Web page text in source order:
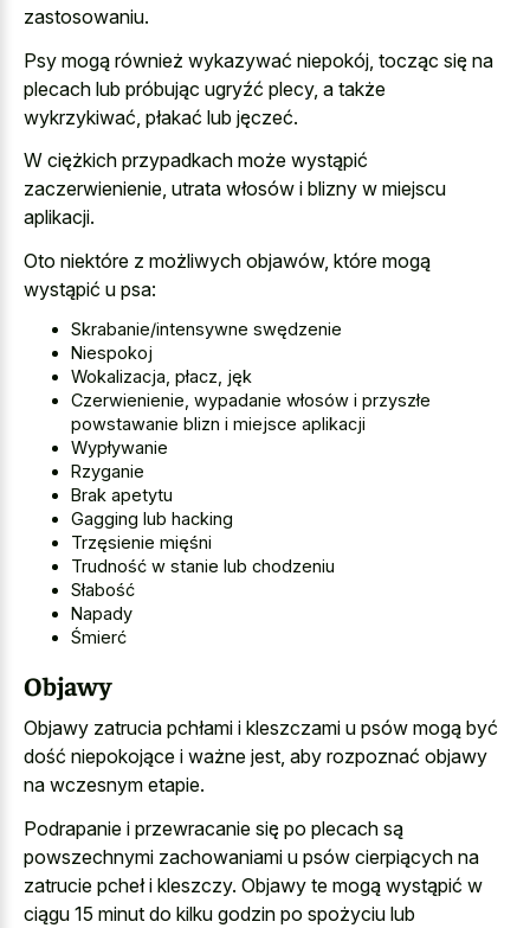
zastosowaniu.
Psy mogą również wykazywać niepokój, tocząc się na
plecach lub próbując ugryźć plecy, a także
wykrzykiwać, płakać lub jęczeć.
W ciężkich przypadkach może wystąpić
zaczerwienienie, utrata włosów i blizny w miejscu
aplikacji.
Oto niektóre z możliwych objawów, które mogą
wystąpić u psa:
Skrabanie/intensywne swędzenie
Niespokoj
Wokalizacja, płacz, jęk
Czerwienienie, wypadanie włosów i przyszłe
powstawanie blizn i miejsce aplikacji
Wypływanie
Rzyganie
Brak apetytu
Gagging lub hacking
Trzęsienie mięśni
Trudność w stanie lub chodzeniu
Słabość
Napady
Śmierć
Objawy
Objawy zatrucia pchłami i kleszczami u psów mogą być
dość niepokojące i ważne jest, aby rozpoznać objawy
na wczesnym etapie.
Podrapanie i przewracanie się po plecach są
powszechnymi zachowaniami u psów cierpiących na
zatrucie pcheł i kleszczy. Objawy te mogą wystąpić w
ciągu 15 minut do kilku godzin po spożyciu lub